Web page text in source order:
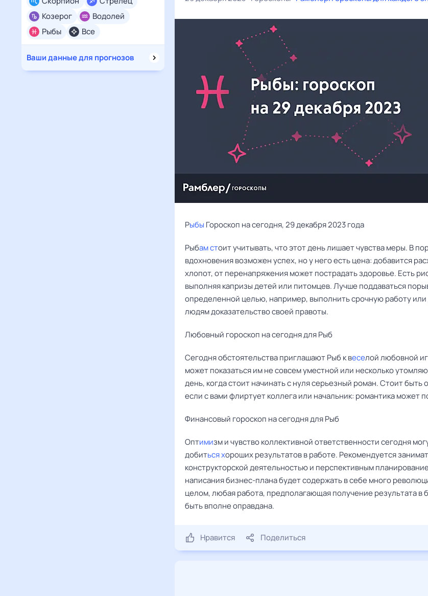
Все
Козерог
Водолей
Рыбы
Ваши данные для прогнозов
Рыбы Гороскоп на сегодня, 29 декабря 2023 года
Рыбам стоит учитывать, что этот день лишает чувства меры. В
вдохновения возможен успех, но у него есть цена: добавится
хлопот, от перенапряжения может пострадать здоровье. Есть
выполняя капризы детей или питомцев. Лучше поддаваться
определенной целью, например, выполнить срочную работу
людям доказательство своей правоты.
Любовный гороскоп на сегодня для Рыб
Сегодня обстоятельства приглашают Рыб к веселой любовной
может показаться им не совсем уместной или несколько
день, когда стоит начинать с нуля серьезный роман. Стоит быть
если с вами флиртует коллега или начальник: романтика может
Финансовый гороскоп на сегодня для Рыб
Оптимизм и чувство коллективной ответственности сегодня
добиться хороших результатов в работе. Рекомендуется
конструкторской деятельностью и перспективным
написания бизнес-плана будет содержать в себе много
целом, любая работа, предполагающая получение результата в
быть вполне оправдана.
Нравится Поделиться